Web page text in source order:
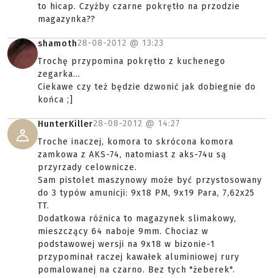
to hicap. Czyżby czarne pokrętło na przodzie
magazynka??
shamoth28-08-2012 @ 13:23
Trochę przypomina pokrętło z kuchenego
zegarka...
Ciekawe czy też będzie dzwonić jak dobiegnie do
końca ;]
HunterKiller28-08-2012 @ 14:27
Troche inaczej, komora to skrócona komora
zamkowa z AKS-74, natomiast z aks-74u są
przyrzady celownicze.
Sam pistolet maszynowy może być przystosowany
do 3 typów amunicji: 9x18 PM, 9x19 Para, 7,62x25
TT.
Dodatkowa róźnica to magazynek slimakowy,
mieszczący 64 naboje 9mm. Chociaz w
podstawowej wersji na 9x18 w bizonie-1
przypominał raczej kawałek aluminiowej rury
pomalowanej na czarno. Bez tych "żeberek".